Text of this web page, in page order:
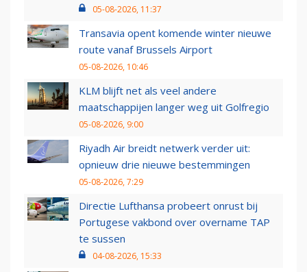
05-08-2026, 11:37
Transavia opent komende winter nieuwe
route vanaf Brussels Airport
05-08-2026, 10:46
KLM blijft net als veel andere
maatschappijen langer weg uit Golfregio
05-08-2026, 9:00
Riyadh Air breidt netwerk verder uit:
opnieuw drie nieuwe bestemmingen
05-08-2026, 7:29
Directie Lufthansa probeert onrust bij
Portugese vakbond over overname TAP
te sussen
04-08-2026, 15:33